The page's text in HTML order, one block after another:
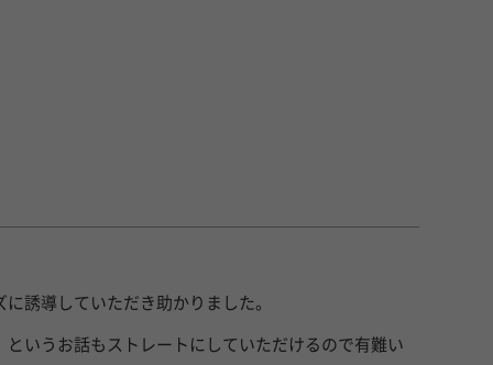
誘導していただき助かりました。
いうお話もストレートにしていただけるので有難い